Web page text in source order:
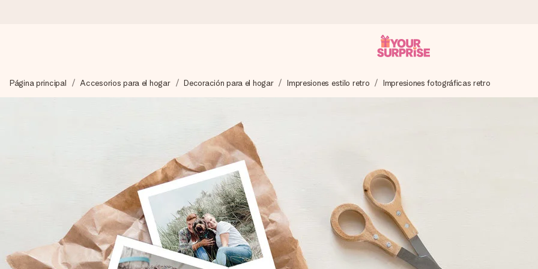
Preparamos tu regalo con cuidado y lo enviamos al vuelo, para que lo entregues en el momento perfecto, cuando más importa.
4,5 (basado en +15.000 opiniones)
Nuestros regalos inspiran. Los clientes nos dan un 4,5 en Google Reviews.
Tarjeta de felicitación gratuita
Crea algo único en pocos pasos – con su nombre, tu foto o un mensaje que llegue al corazón. Sin complicaciones, solo todo el
momento.
Página principal Accesorios para el hogar Decoración para el hogar Impresiones estilo retro Impresiones fotográficas retro